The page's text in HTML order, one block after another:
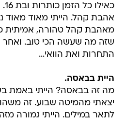
אהבת קהל. הייתי מאוד מאוד
מאהבת קהל טהורה, אמיתית
שזה מה שעשה הכי טוב.
התחרות ואת הוואי...
היית בבאסה.
מה זה בבאסה? הייתי באמת
יצאתי מהמיטה שבוע. זה
לתאר במילים. הייתי גמורה